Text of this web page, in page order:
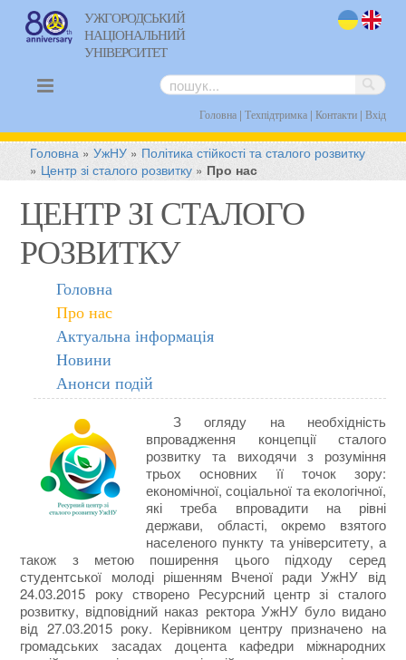
УЖГОРОДСЬКИЙ
НАЦІОНАЛЬНИЙ
УНІВЕРСИТЕТ
Головна| Техпідтримка| Контакти| Вхід
Головна »УжНУ » Політика стійкості та сталого розвитку
» Центр зі сталого розвитку » Про нас
ЦЕНТР ЗІ СТАЛОГО
РОЗВИТКУ
Головна
Про нас
Актуальна інформація
Новини
Анонси подій
З огляду на необхідність
впровадження концепції сталого
розвитку та виходячи з розуміння
трьох основних її точок зору:
економічної, соціальної та екологічної,
які треба впровадити на рівні
держави, області, окремо взятого
населеного пункту та університету, а
також з метою поширення цього підходу серед
студентської молоді рішенням Вченої ради УжНУ від
24.03.2015 року створено Ресурсний центр зі сталого
розвитку, відповідний наказ ректора УжНУ було видано
від 27.03.2015 року. Керівником центру призначено на
громадських засадах доцента кафедри міжнародних